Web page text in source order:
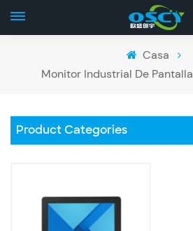
Casa
Monitor Industrial De
Product Categories